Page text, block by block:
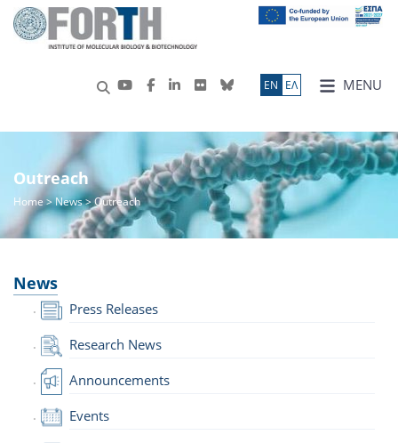
MENU
ΕN ΕΛ
Outreach
Home>News> Outreach
News
Press Releases
Research News
Announcements
Events